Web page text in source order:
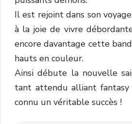
Il est rejoint dans son
à la joie de vivre
encore davantage cette
hauts en couleur.
Ainsi débute la nouvelle
tant attendu alliant
connu un véritable succès !